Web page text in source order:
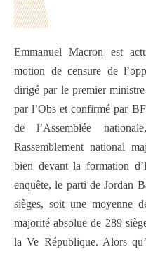
Emmanuel Macron est
motion de censure de
dirigé par le premier
par l’Obs et confirmé par
de l’Assemblée
Rassemblement national
bien devant la formation
enquête, le parti de Jordan
sièges, soit une moyenne
majorité absolue de 289
la Ve République. Alors